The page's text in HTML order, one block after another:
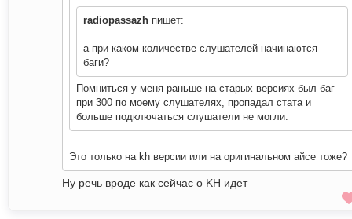
radiopassazh пишет:
а при каком количестве слушателей начинаются
баги?
Помниться у меня раньше на старых версиях был баг
при 300 по моему слушателях, пропадал стата и
больше подключаться слушатели не могли.
Это только на kh версии или на оригинальном айсе тоже?
Ну речь вроде как сейчас о KH идет